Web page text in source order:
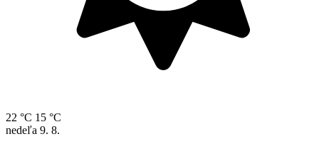
22 °C 15 °C
nedeľa 9. 8.